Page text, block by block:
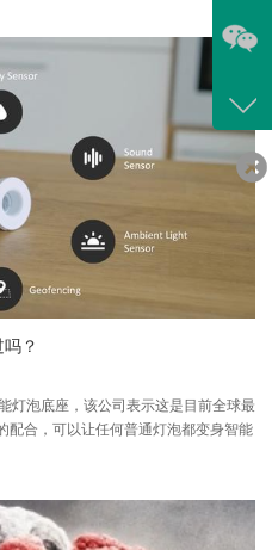
？
灯泡底座，该公司表示这是目前全球最
配合，可以让任何普通灯泡都变身智能
咨询
客服